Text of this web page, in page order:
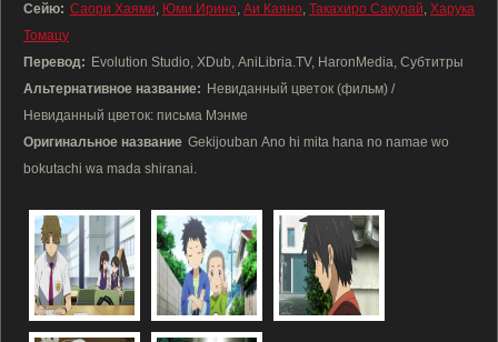
Сейю: Саори Хаями, Юми Ирино, Аи Каяно, Такахиро Сакурай, Харука
Томацу
Перевод: Evolution Studio, XDub, AniLibria.TV, HaronMedia, Субтитры
Альтернативное название: Невиданный цветок (фильм) /
Невиданный цветок: письма Мэнме
Оригинальное название Gekijouban Ano hi mita hana no namae wo
bokutachi wa mada shiranai.